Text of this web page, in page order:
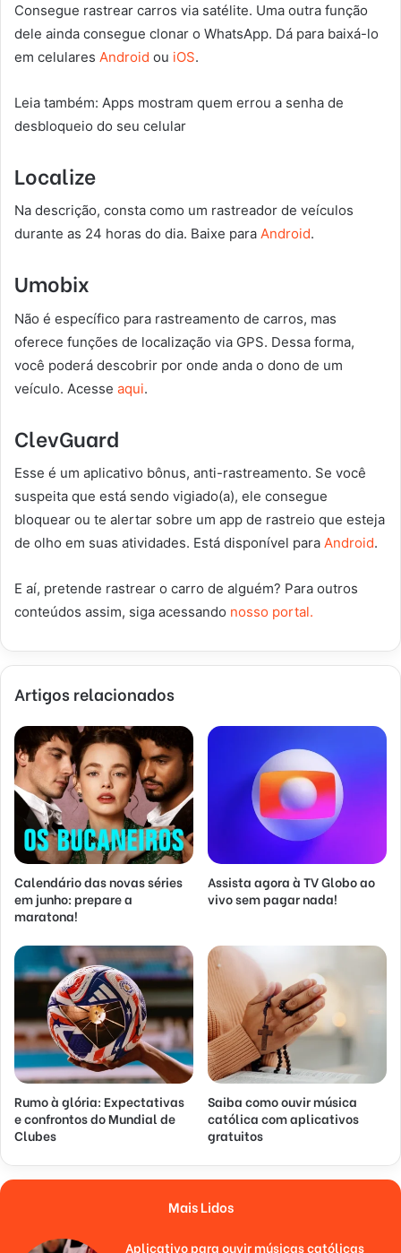
Consegue rastrear carros via satélite. Uma outra função
dele ainda consegue clonar o WhatsApp. Dá para baixá-lo
em celulares Android ou iOS.
Leia também: Apps mostram quem errou a senha de
desbloqueio do seu celular
Localize
Na descrição, consta como um rastreador de veículos
durante as 24 horas do dia. Baixe para Android.
Umobix
Não é específico para rastreamento de carros, mas
oferece funções de localização via GPS. Dessa forma,
você poderá descobrir por onde anda o dono de um
veículo. Acesse aqui.
ClevGuard
Esse é um aplicativo bônus, anti-rastreamento. Se você
suspeita que está sendo vigiado(a), ele consegue
bloquear ou te alertar sobre um app de rastreio que esteja
de olho em suas atividades. Está disponível para Android.
E aí, pretende rastrear o carro de alguém? Para outros
conteúdos assim, siga acessando nosso portal.
Artigos relacionados
Calendário das novas séries
em junho: prepare a
maratona!
Assista agora à TV Globo ao
vivo sem pagar nada!
Rumo à glória: Expectativas
e confrontos do Mundial de
Clubes
Saiba como ouvir música
católica com aplicativos
gratuitos
Mais Lidos
Aplicativo para ouvir músicas católicas